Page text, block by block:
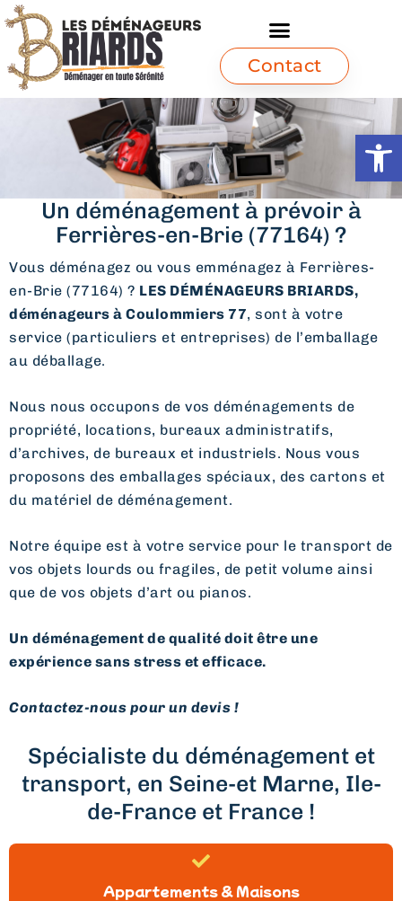
Ouvrir
Contact
Un déménagement à prévoir à
Ferrières-en-Brie (77164) ?
Vous déménagez ou vous emménagez à Ferrières-
en-Brie (77164) ? LES DÉMÉNAGEURS BRIARDS,
déménageurs à Coulommiers 77, sont à votre
service (particuliers et entreprises) de l’emballage
au déballage.
Nous nous occupons de vos déménagements de
propriété, locations, bureaux administratifs,
d’archives, de bureaux et industriels. Nous vous
proposons des emballages spéciaux, des cartons et
du matériel de déménagement.
Notre équipe est à votre service pour le transport de
vos objets lourds ou fragiles, de petit volume ainsi
que de vos objets d’art ou pianos.
Un déménagement de qualité doit être une
expérience sans stress et efficace.
Contactez-nous pour un devis !
Spécialiste du déménagement et
transport, en Seine-et Marne, Ile-
de-France et France !
Appartements & Maisons